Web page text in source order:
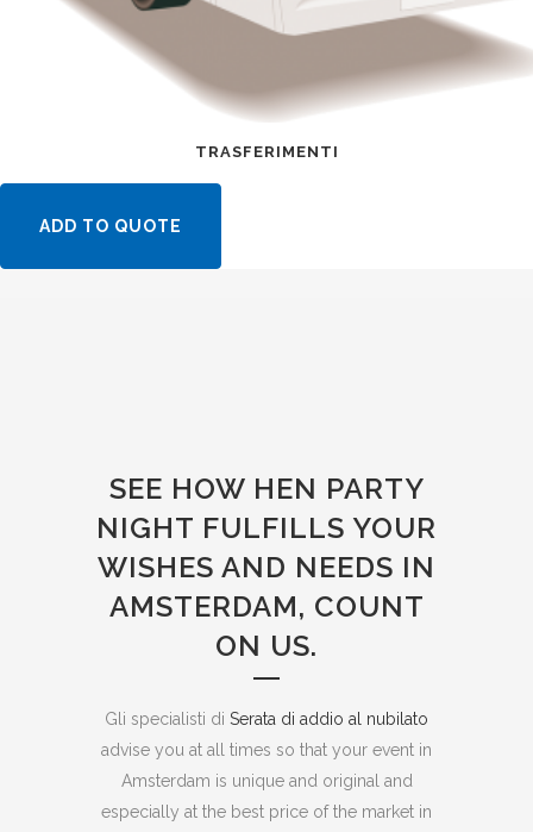
TRASFERIMENTI
ADD TO QUOTE
SEE HOW HEN PARTY
NIGHT FULFILLS YOUR
WISHES AND NEEDS IN
AMSTERDAM, COUNT
ON US.
Gli specialisti di Serata di addio al nubilato
advise you at all times so that your event in
Amsterdam is unique and original and
especially at the best price of the market in